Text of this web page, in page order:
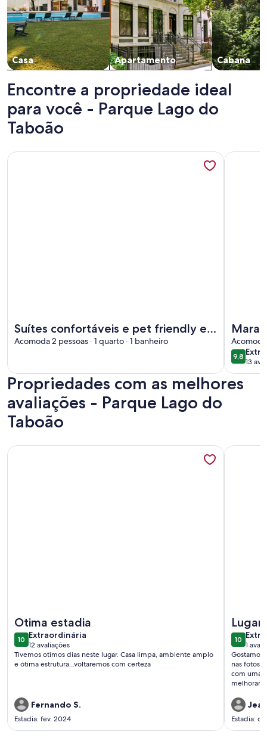
Casa Apartamento Cabana
Encontre a propriedade ideal
para você - Parque Lago do
Taboão
Suítes confortáveis e pet friendly em
Piracaia
Acomoda 2 pessoas · 1 quarto · 1 banheiro
Mais informações sobre Suítes confortáveis e pet friendly
um
Acomoda
9,89,8 de
13
(13
Mais
Propriedades com as melhores
avaliações - Parque Lago do
Taboão
Otima estadia
1010 de 10
Extraordinária
extraordinária
12 avaliações
(12
avaliações)
Tivemos otimos dias neste lugar. Casa limpa, ambiente amplo
e ótima estrutura...voltaremos com certeza
Fernando S.
Estadia: fev. 2024
Mais informações sobre Vrbo Property
Lugar
1010 de 10
1
(1
Gostamos
nas fotos.
com uma
melhorar
Estadia:
Mais